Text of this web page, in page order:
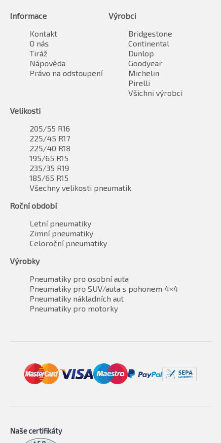
Informace
Kontakt
O nás
Tiráž
Nápověda
Právo na odstoupení
Výrobci
Bridgestone
Continental
Dunlop
Goodyear
Michelin
Pirelli
Všichni výrobci
Velikosti
205/55 R16
225/45 R17
225/40 R18
195/65 R15
235/35 R19
185/65 R15
Všechny velikosti pneumatik
Roční období
Letní pneumatiky
Zimní pneumatiky
Celoroční pneumatiky
Výrobky
Pneumatiky pro osobní auta
Pneumatiky pro SUV/auta s pohonem 4×4
Pneumatiky nákladních aut
Pneumatiky pro motorky
Naše certifikáty